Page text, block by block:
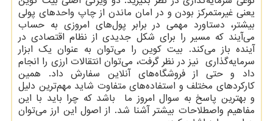
یعنی غیرمتمرکز بودن و در امان ماندن از چاپ واحدهای پولی
بیشتر، دستاورد مهمی در برابر پول‌های امروزی به حساب
می‌آیند که مسیر را برای شکل جدیدی از نظام اقتصادی در
آینده باز می‌کند. بیت کوین را می‌توان به عنوان یک ابزار
سرمایه‌گذاری نیز در نظر گرفت، می‌توان انتقالات ارزی را انجام
داد و حتی از فروشگاه‌های آنلاین سفارش داد. همین
کارکردهای مختلف و استفاده‌های متفاوت شاید مهم‌ترین دلیل
و بهترین پاسخ به سوال امروز ما باشد که چرا باید با این
مفاهیم واصطلاحات بیشتر آشنا شد. از اصول این ارز می‌توان